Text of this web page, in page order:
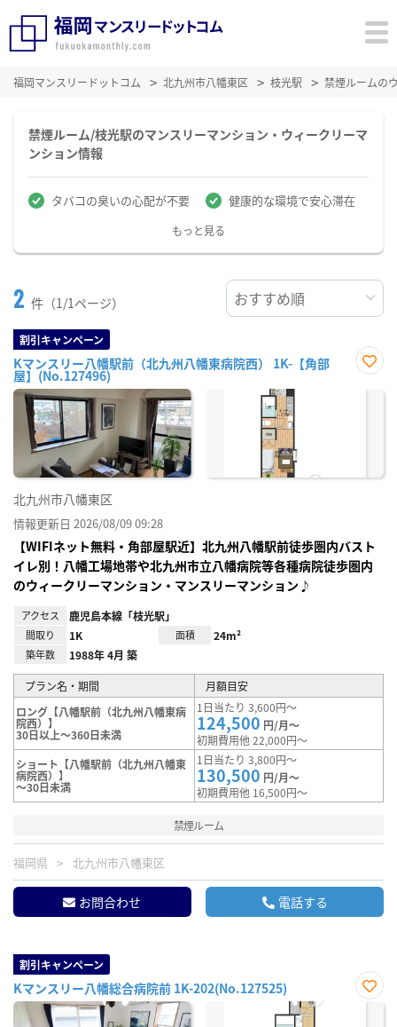
福岡マンスリードットコム 北九州市八幡東区 枝光駅 禁煙ルームの
禁煙ルーム/枝光駅のマンスリーマンション・ウィークリーマ
ンション情報
タバコの臭いの心配が不要 健康的な環境で安心滞在
もっと見る
2 件（1/1ページ）
割引キャンペーン
Kマンスリー八幡駅前（北九州八幡東病院西） 1K-【角部
屋】(No.127496)
に入
北九州市八幡東区
情報更新日 2026/08/09 09:28
【WIFIネット無料・角部屋駅近】北九州八幡駅前徒歩圏内バスト
イレ別！八幡工場地帯や北九州市立八幡病院等各種病院徒歩圏内
のウィークリーマンション・マンスリーマンション♪
アクセス 鹿児島本線「枝光駅」
間取り 1K 面積 24m²
築年数 1988年 4月 築
プラン名・期間
月額目安
ロング【八幡駅前（北九州八幡東病
院西）】
30日以上～360日未満
1日当たり 3,600円～
124,500 円/月～
初期費用他 22,000円～
ショート【八幡駅前（北九州八幡東
病院西）】
～30日未満
1日当たり 3,800円～
130,500 円/月～
初期費用他 16,500円～
禁煙ルーム
福岡県 北九州市八幡東区
お問合わせ 電話する
割引キャンペーン
Kマンスリー八幡総合病院前 1K-202(No.127525)
お気